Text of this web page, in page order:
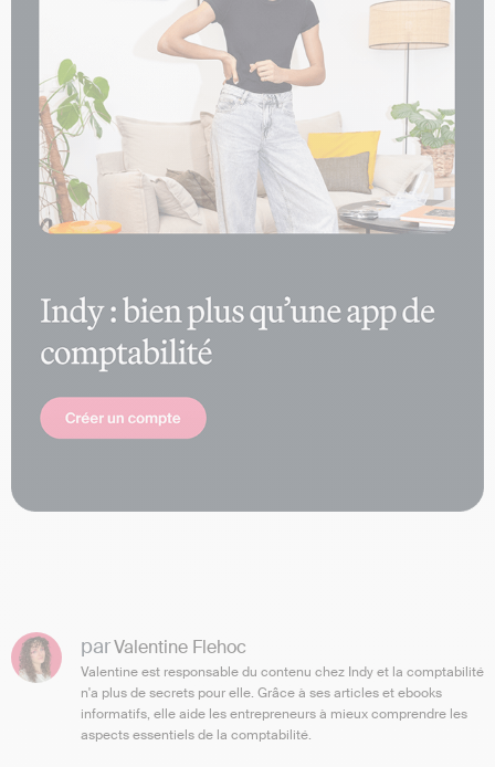
parValentine Flehoc
Valentine est responsable du contenu chez Indy et la comptabilité
n'a plus de secrets pour elle. Grâce à ses articles et ebooks
informatifs, elle aide les entrepreneurs à mieux comprendre les
aspects essentiels de la comptabilité.